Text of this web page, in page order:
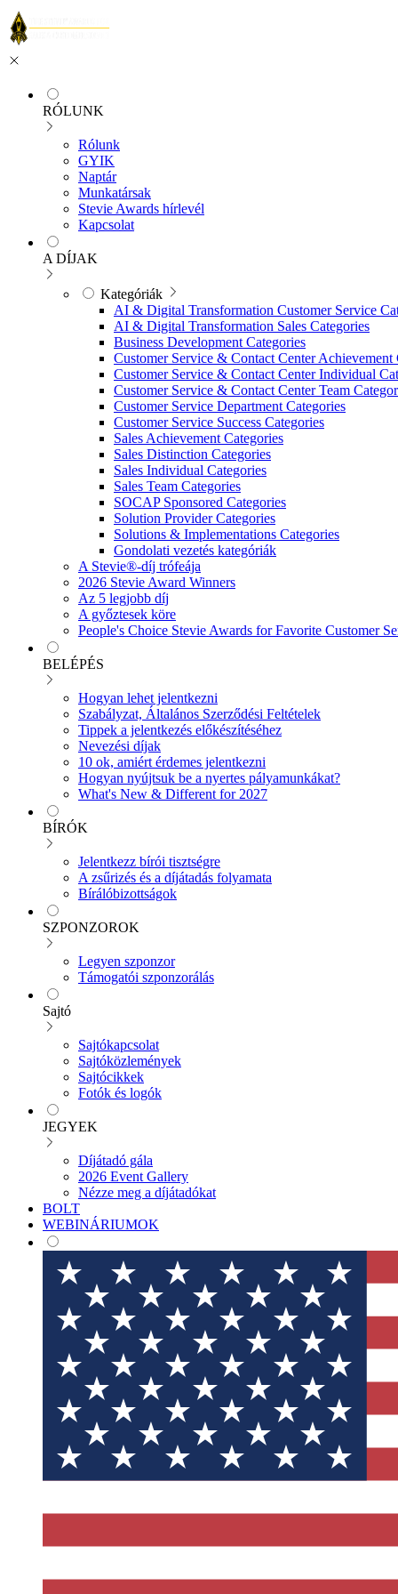
RÓLUNK
Rólunk
GYIK
Naptár
Munkatársak
Stevie Awards hírlevél
Kapcsolat
A DÍJAK
Kategóriák
AI & Digital Transformation Customer Service
AI & Digital Transformation Sales Categories
Business Development Categories
Customer Service & Contact Center Achievement
Customer Service & Contact Center Individual
Customer Service & Contact Center Team
Customer Service Department Categories
Customer Service Success Categories
Sales Achievement Categories
Sales Distinction Categories
Sales Individual Categories
Sales Team Categories
SOCAP Sponsored Categories
Solution Provider Categories
Solutions & Implementations Categories
Gondolati vezetés kategóriák
A Stevie®-díj trófeája
2026 Stevie Award Winners
Az 5 legjobb díj
A győztesek köre
People's Choice Stevie Awards for Favorite Customer
BELÉPÉS
Hogyan lehet jelentkezni
Szabályzat, Általános Szerződési Feltételek
Tippek a jelentkezés előkészítéséhez
Nevezési díjak
10 ok, amiért érdemes jelentkezni
Hogyan nyújtsuk be a nyertes pályamunkákat?
What's New & Different for 2027
BÍRÓK
Jelentkezz bírói tisztségre
A zsűrizés és a díjátadás folyamata
Bírálóbizottságok
SZPONZOROK
Legyen szponzor
Támogatói szponzorálás
Sajtó
Sajtókapcsolat
Sajtóközlemények
Sajtócikkek
Fotók és logók
JEGYEK
Díjátadó gála
2026 Event Gallery
Nézze meg a díjátadókat
BOLT
WEBINÁRIUMOK